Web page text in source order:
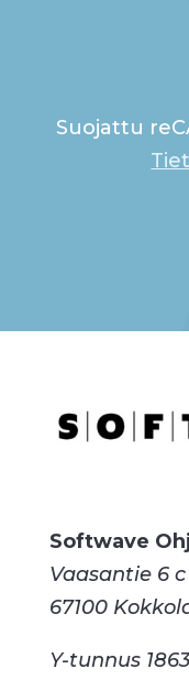
Suojattu
Softwave
Vaasantie 6 c
67100
Y-tunnus